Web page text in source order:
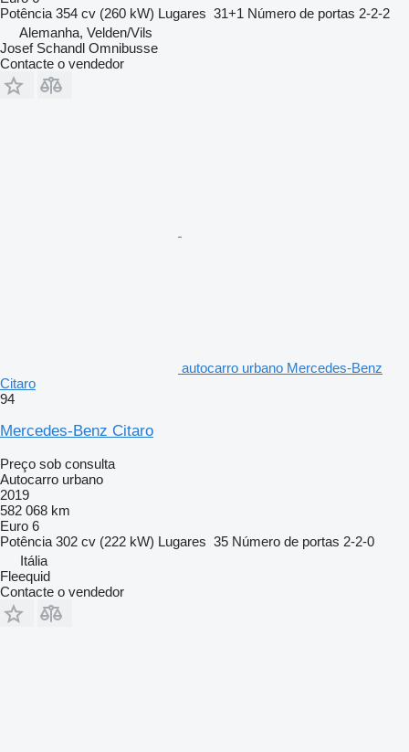
Potência 354 cv (260 kW) Lugares 31+1 Número de portas 2-2-2
Alemanha, Velden/Vils
Josef Schandl Omnibusse
Contacte o vendedor
autocarro urbano Mercedes-Benz
Citaro
94
Mercedes-Benz Citaro
Preço sob consulta
Autocarro urbano
2019
582 068 km
Euro 6
Potência 302 cv (222 kW) Lugares 35 Número de portas 2-2-0
Itália
Fleequid
Contacte o vendedor